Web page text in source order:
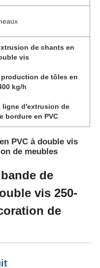
de chants en
vis
de tôles en
kg/h
ligne d'extrusion de
bordure en PVC
PVC à double vis
de meubles
de
vis 250-
de